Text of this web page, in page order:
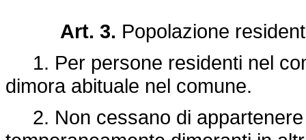
Art. 3. Popolazione
1. Per persone residenti nel
dimora abituale nel comune.
2. Non cessano di appartenere